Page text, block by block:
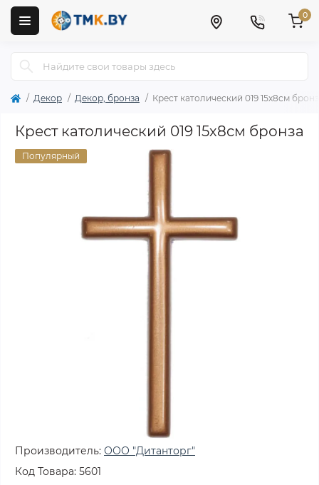
0
Декор Декор, бронза Крест католический 019 15х8см
Крест католический 019 15х8см бронза
Популярный
Производитель: ООО "Дитанторг"
Код Товара: 5601